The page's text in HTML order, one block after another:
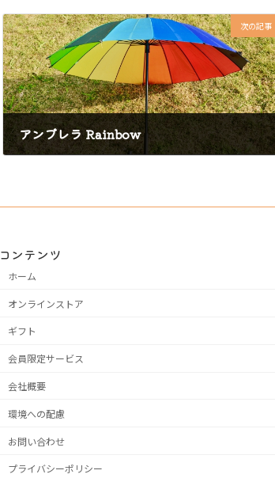
次の記事
アンブレラ Rainbow
コンテンツ
ホーム
オンラインストア
ギフト
会員限定サービス
会社概要
環境への配慮
お問い合わせ
プライバシーポリシー